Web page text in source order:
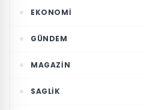
EKONOMI
GÜNDEM
MAGAZIN
SAGLIK